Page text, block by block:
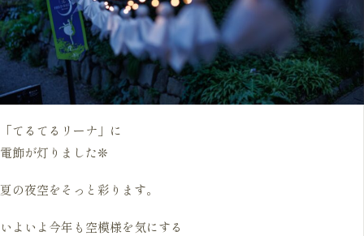
「てるてるリーナ」に
電飾が灯りました❊
夏の夜空をそっと彩ります。
いよいよ今年も空模様を気にする